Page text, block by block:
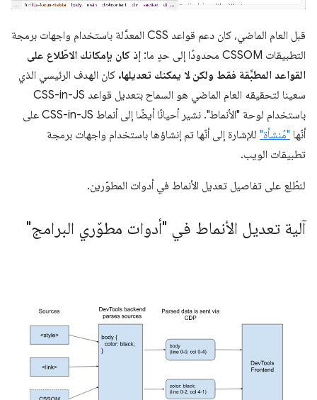
قبل العام الماضي، كان دعم قواعد CSS المعدَّلة باستخدام واجهات برمجة
التطبيقات CSSOM محدودًا إلى حدٍ ما:
إذ كان بإمكانك الاطّلاع على
القواعد المطبَّقة فقط ولكن لا يمكنك تعديلها. كان الهدف الرئيسي الذي
سعينا لتحقيقه العام الماضي هو السماح بتعديل قواعد CSS-in-JS
باستخدام لوحة "الأنماط". نشير أحيانًا أيضًا إلى أنماط CSS-in-JS على
أنّها "مُنشأة" للإشارة إلى أنّها تم إنشاؤها باستخدام واجهات برمجة
تطبيقات الويب.
لنطّلِع على تفاصيل تعديل الأنماط في أدوات المطوّرين.
آلية تعديل الأنماط في "أدوات مطوّري البرامج"